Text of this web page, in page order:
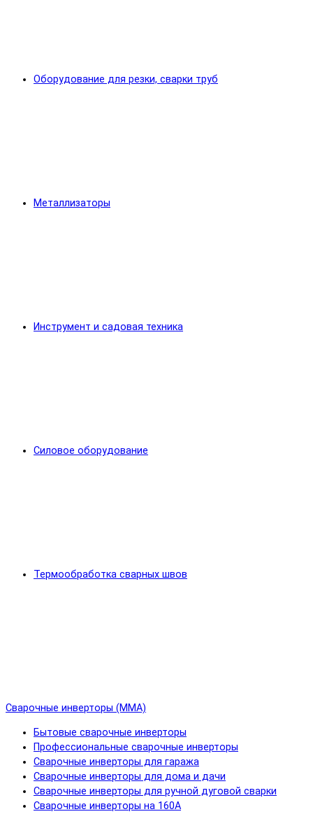
Оборудование для резки, сварки труб
Металлизаторы
Инструмент и садовая техника
Силовое оборудование
Термообработка сварных швов
Сварочные инверторы (MMA)
Бытовые сварочные инверторы
Профессиональные сварочные инверторы
Сварочные инверторы для гаража
Сварочные инверторы для дома и дачи
Сварочные инверторы для ручной дуговой сварки
Сварочные инверторы на 160А